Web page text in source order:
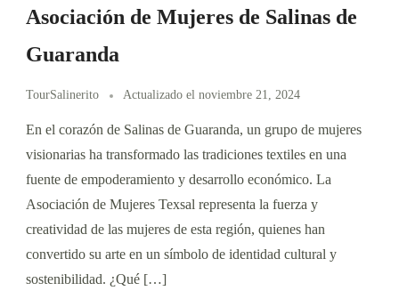
Asociación de Mujeres de Salinas de
Guaranda
TourSalinerito Actualizado el noviembre 21, 2024
En el corazón de Salinas de Guaranda, un grupo de mujeres
visionarias ha transformado las tradiciones textiles en una
fuente de empoderamiento y desarrollo económico. La
Asociación de Mujeres Texsal representa la fuerza y
creatividad de las mujeres de esta región, quienes han
convertido su arte en un símbolo de identidad cultural y
sostenibilidad. ¿Qué […]